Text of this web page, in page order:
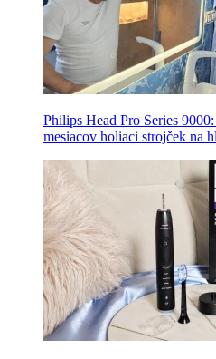
Philips Head Pro Series
mesiacov holiaci strojček na